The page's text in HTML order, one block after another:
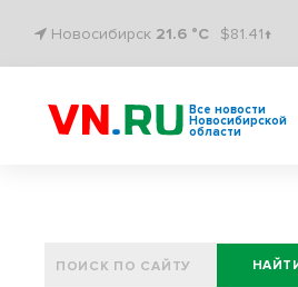
Новосибирск 21.6 °C $81.41↑
Все новости
Новосибирской
области